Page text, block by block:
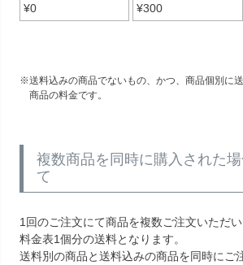
¥0
¥300
送料込みの商品でないもの、かつ、商品個別に
商品の料金です。
複数商品を同時に購入された
て
1回のご注文にて商品を複数ご注文いただ
料金表1個分の送料となります。
送料別の商品と送料込みの商品を同時にご